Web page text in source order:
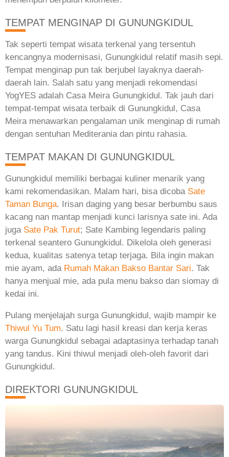
TEMPAT MENGINAP DI GUNUNGKIDUL
Tak seperti tempat wisata terkenal yang tersentuh
kencangnya modernisasi, Gunungkidul relatif masih sepi.
Tempat menginap pun tak berjubel layaknya daerah-
daerah lain. Salah satu yang menjadi rekomendasi
YogYES adalah Casa Meira Gunungkidul. Tak jauh dari
tempat-tempat wisata terbaik di Gunungkidul, Casa
Meira menawarkan pengalaman unik menginap di rumah
dengan sentuhan Mediterania dan pintu rahasia.
TEMPAT MAKAN DI GUNUNGKIDUL
Gunungkidul memiliki berbagai kuliner menarik yang
kami rekomendasikan. Malam hari, bisa dicoba Sate
Taman Bunga. Irisan daging yang besar berbumbu saus
kacang nan mantap menjadi kunci larisnya sate ini. Ada
juga Sate Pak Turut; Sate Kambing legendaris paling
terkenal seantero Gunungkidul. Dikelola oleh generasi
kedua, kualitas satenya tetap terjaga. Bila ingin makan
mie ayam, ada Rumah Makan Bakso Bantar Sari. Tak
hanya menjual mie, ada pula menu bakso dan siomay di
kedai ini.
Pulang menjelajah surga Gunungkidul, wajib mampir ke
Thiwul Yu Tum. Satu lagi hasil kreasi dan kerja keras
warga Gunungkidul sebagai adaptasinya terhadap tanah
yang tandus. Kini thiwul menjadi oleh-oleh favorit dari
Gunungkidul.
DIREKTORI GUNUNGKIDUL